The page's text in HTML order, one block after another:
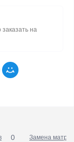
на
0 Замена